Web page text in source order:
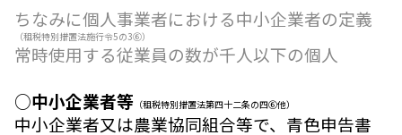
ちなみに個人事業者における中小企業者の定義
（租税特別措置法施行令5の3⑥）
常時使用する従業員の数が千人以下の個人
○中小企業者等 （租税特別措置法第四十二条の四⑥他）
中小企業者又は農業協同組合等で、青色申告書